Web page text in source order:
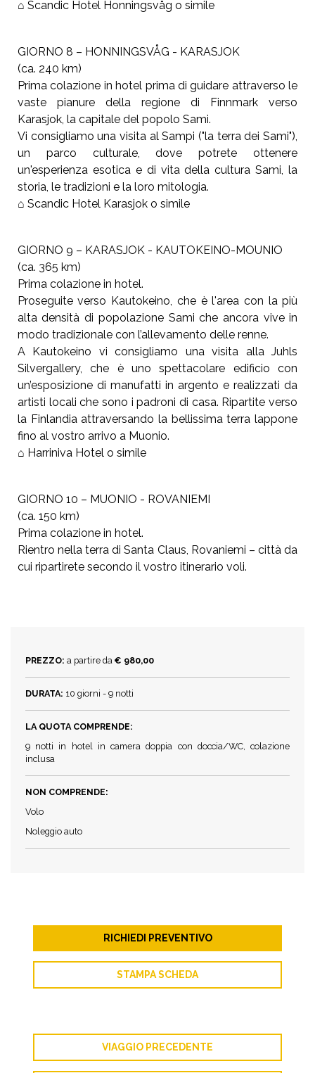
⌂ Scandic Hotel Honningsvåg o simile
GIORNO 8 – HONNINGSVÅG - KARASJOK
(ca. 240 km)
Prima colazione in hotel prima di guidare attraverso le
vaste pianure della regione di Finnmark verso
Karasjok, la capitale del popolo Sami.
Vi consigliamo una visita al Sampi ("la terra dei Sami"),
un parco culturale, dove potrete ottenere
un'esperienza esotica e di vita della cultura Sami, la
storia, le tradizioni e la loro mitologia.
⌂ Scandic Hotel Karasjok o simile
GIORNO 9 – KARASJOK - KAUTOKEINO-MOUNIO
(ca. 365 km)
Prima colazione in hotel.
Proseguite verso Kautokeino, che è l'area con la più
alta densità di popolazione Sami che ancora vive in
modo tradizionale con l’allevamento delle renne.
A Kautokeino vi consigliamo una visita alla Juhls
Silvergallery, che è uno spettacolare edificio con
un’esposizione di manufatti in argento e realizzati da
artisti locali che sono i padroni di casa. Ripartite verso
la Finlandia attraversando la bellissima terra lappone
fino al vostro arrivo a Muonio.
⌂ Harriniva Hotel o simile
GIORNO 10 – MUONIO - ROVANIEMI
(ca. 150 km)
Prima colazione in hotel.
Rientro nella terra di Santa Claus, Rovaniemi – città da
cui ripartirete secondo il vostro itinerario voli.
PREZZO: a partire da € 980,00
DURATA: 10 giorni - 9 notti
LA QUOTA COMPRENDE:
9 notti in hotel in camera doppia con doccia/WC, colazione
inclusa
NON COMPRENDE:
Volo
Noleggio auto
RICHIEDI PREVENTIVO
STAMPA SCHEDA
VIAGGIO PRECEDENTE